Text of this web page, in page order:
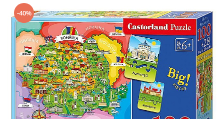
Jocuri pentru toata familia
Party Games (jocuri de petrecere)
Jocuri pentru copii
Smart Games
Puzzle-uri logice
Jocuri cu miniaturi
Battletech
Final Girl - solo game
-40%